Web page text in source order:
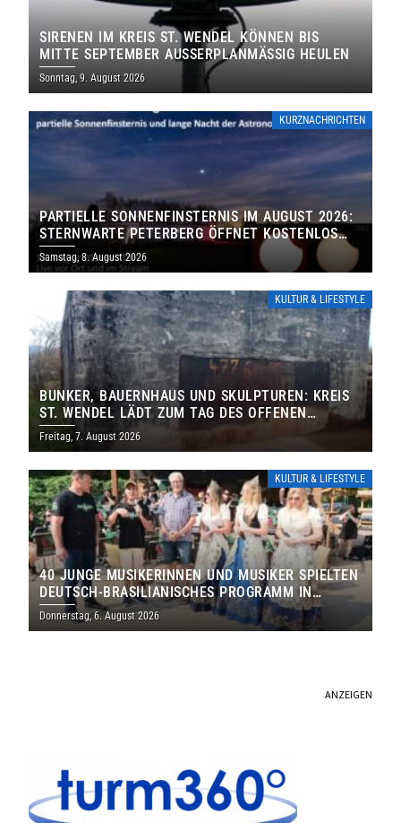
SIRENEN IM KREIS ST. WENDEL KÖNNEN BIS
MITTE SEPTEMBER AUSSERPLANMÄSSIG HEULEN
Sonntag, 9. August 2026
KURZNACHRICHTEN
PARTIELLE SONNENFINSTERNIS IM AUGUST 2026:
STERNWARTE PETERBERG ÖFFNET KOSTENLOS
IHRE TORE
Samstag, 8. August 2026
KULTUR & LIFESTYLE
BUNKER, BAUERNHAUS UND SKULPTUREN: KREIS
ST. WENDEL LÄDT ZUM TAG DES OFFENEN
DENKMALS EIN
Freitag, 7. August 2026
KULTUR & LIFESTYLE
40 JUNGE MUSIKERINNEN UND MUSIKER SPIELTEN
DEUTSCH-BRASILIANISCHES PROGRAMM IN
THOLEY
Donnerstag, 6. August 2026
ANZEIGEN